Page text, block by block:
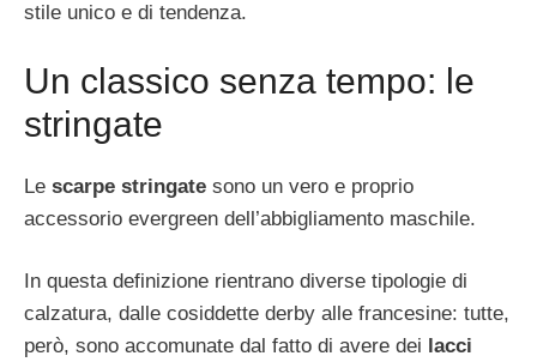
stile unico e di tendenza.
Un classico senza tempo: le
stringate
Le scarpe stringate sono un vero e proprio
accessorio evergreen dell’abbigliamento maschile.
In questa definizione rientrano diverse tipologie di
calzatura, dalle cosiddette derby alle francesine: tutte,
però, sono accomunate dal fatto di avere dei lacci